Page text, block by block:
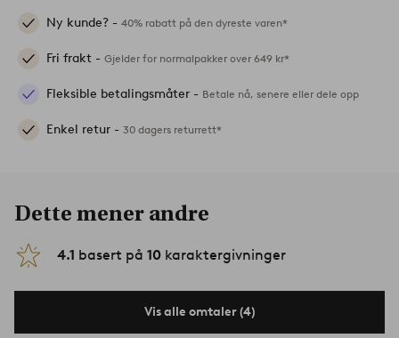
Ny kunde? - 40% rabatt på den dyreste varen*
Fri frakt - Gjelder for normalpakker over 649 kr*
Fleksible betalingsmåter - Betale nå, senere eller dele opp
Enkel retur - 30 dagers returrett*
Dette mener andre
4.1 basert på 10 karaktergivninger
Vis alle omtaler (4)